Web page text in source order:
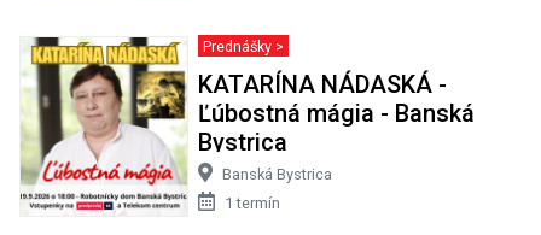
Prednášky >
KATARÍNA NÁDASKÁ -
Ľúbostná mágia - Banská
Bystrica
Banská Bystrica
1 termín